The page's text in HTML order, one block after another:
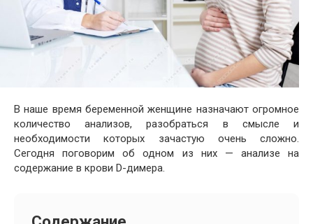
В наше время беременной женщине назначают огромное
количество анализов, разобраться в смысле и
необходимости которых зачастую очень сложно.
Сегодня поговорим об одном из них — анализе на
содержание в крови D-димера.